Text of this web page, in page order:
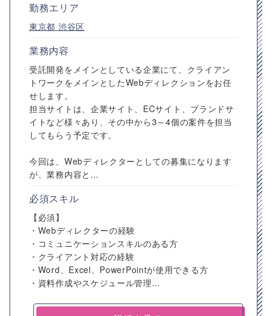
勤務エリア
東京都 渋谷区
業務内容
受託開発をメインとしている企業にて、クライアン
トワークをメインとしたWebディレクションをお任
せします。
担当サイトは、企業サイト、ECサイト、ブランドサ
イトなど様々あり、その中から3～4個の案件を担当
してもらう予定です。
今回は、Webディレクターとしての募集になります
が、業務内容と...
必須スキル
【必須】
・Webディレクターの経験
・コミュニケーションスキルのある方
・クライアント対応の経験
・Word、Excel、PowerPointが使用できる方
・資料作成やスケジュール管理...